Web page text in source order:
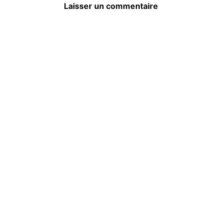
Laisser un commentaire